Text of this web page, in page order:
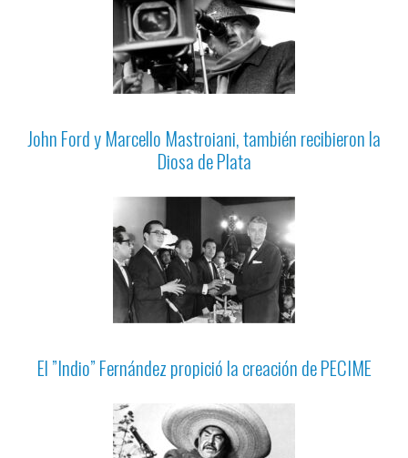
John Ford y Marcello Mastroiani, también recibieron la
Diosa de Plata
El ”Indio” Fernández propició la creación de PECIME